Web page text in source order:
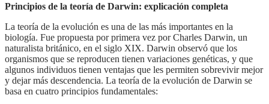
Principios de la teoría de Darwin: explicación completa
La teoría de la evolución es una de las más importantes en la
biología. Fue propuesta por primera vez por Charles Darwin, un
naturalista británico, en el siglo XIX. Darwin observó que los
organismos que se reproducen tienen variaciones genéticas, y que
algunos individuos tienen ventajas que les permiten sobrevivir mejor
y dejar más descendencia. La teoría de la evolución de Darwin se
basa en cuatro principios fundamentales: